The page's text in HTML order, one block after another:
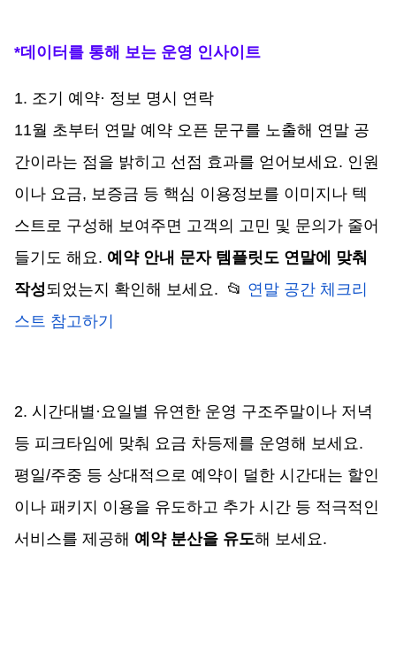
*데이터를 통해 보는 운영 인사이트
1. 조기 예약· 정보 명시 연락
11월 초부터 연말 예약 오픈 문구를 노출해 연말 공
간이라는 점을 밝히고 선점 효과를 얻어보세요. 인원
이나 요금, 보증금 등 핵심 이용정보를 이미지나 텍
스트로 구성해 보여주면 고객의 고민 및 문의가 줄어
들기도 해요. 예약 안내 문자 템플릿도 연말에 맞춰
작성되었는지 확인해 보세요.  📂 연말 공간 체크리
스트 참고하기
2. 시간대별·요일별 유연한 운영 구조주말이나 저녁
등 피크타임에 맞춰 요금 차등제를 운영해 보세요.
평일/주중 등 상대적으로 예약이 덜한 시간대는 할인
이나 패키지 이용을 유도하고 추가 시간 등 적극적인
서비스를 제공해 예약 분산을 유도해 보세요.